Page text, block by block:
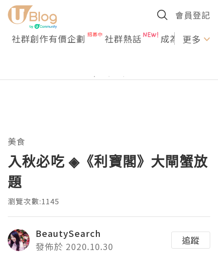
會員登記
社群創作有價企劃 社群熱話 成為U更多
美食
入秋必吃 ◈《利寶閣》大閘蟹放
題
瀏覽次數:1145
BeautySearch
發佈於 2020.10.30
追蹤